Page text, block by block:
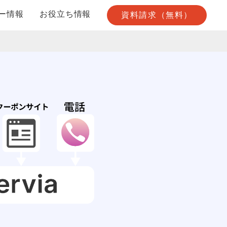
情報 お役立ち情報 資料請求（無料）